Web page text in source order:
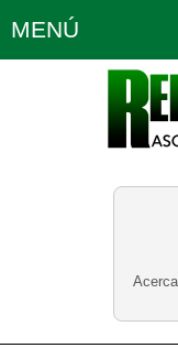
MENÚ
Política